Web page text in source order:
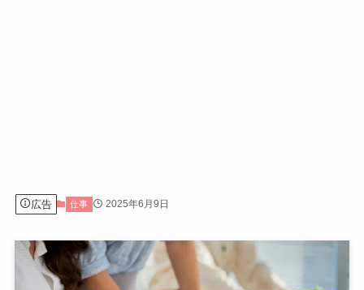
広告 仕事 2025年6月9日